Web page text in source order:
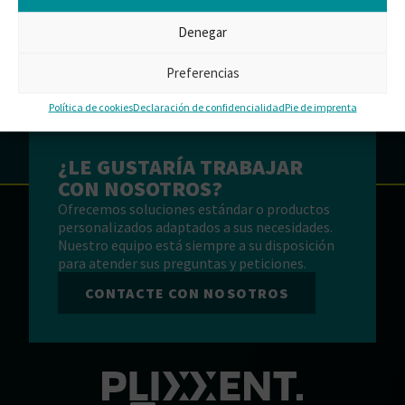
Denegar
Preferencias
Política de cookiesDeclaración de confidencialidadPie de imprenta
PLIXXOPOL SF 640100 (HOLANDÉS)
¿LE GUSTARÍA TRABAJAR
CON NOSOTROS?
Ofrecemos soluciones estándar o productos
personalizados adaptados a sus necesidades.
Nuestro equipo está siempre a su disposición
para atender sus preguntas y peticiones.
CONTACTE CON NOSOTROS